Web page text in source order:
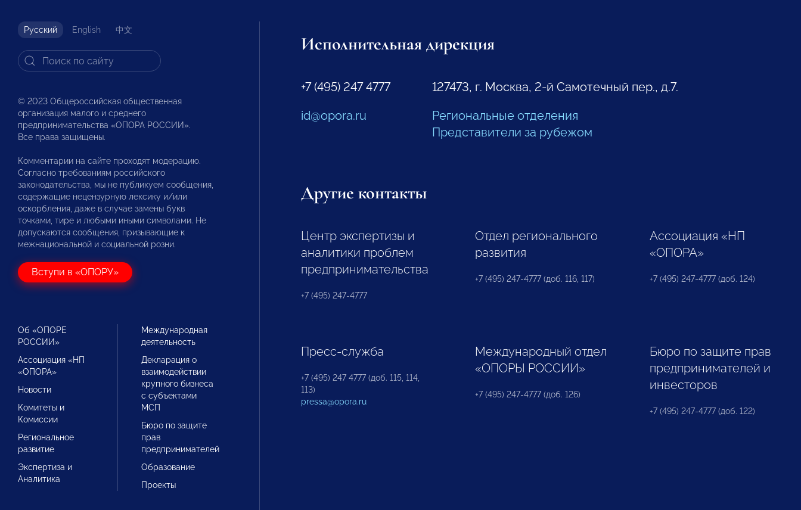
Русский English 中文
© 2023 Общероссийская общественная
организация малого и среднего
предпринимательства «ОПОРА РОССИИ».
Все права защищены.
Комментарии на сайте проходят модерацию.
Согласно требованиям российского
законодательства, мы не публикуем сообщения,
содержащие нецензурную лексику и/или
оскорбления, даже в случае замены букв
точками, тире и любыми иными символами. Не
допускаются сообщения, призывающие к
межнациональной и социальной розни.
Вступи в «ОПОРУ»
Об «ОПОРЕ
РОССИИ»
Ассоциация «НП
«ОПОРА»
Новости
Комитеты и
Комиссии
Региональное
развитие
Экспертиза и
Аналитика
Международная
деятельность
Декларация о
взаимодействии
крупного бизнеса
с субъектами
МСП
Бюро по защите
прав
предпринимателей
Образование
Проекты
Исполнительная дирекция
+7 (495) 247 4777
id@opora.ru
127473, г. Москва, 2-й Самотечный пер., д.7.
Региональные отделения
Представители за рубежом
Другие контакты
Центр экспертизы и
аналитики проблем
предпринимательства
+7 (495) 247-4777
Отдел регионального
развития
+7 (495) 247-4777 (доб. 116, 117)
Ассоциация «НП
«ОПОРА»
+7 (495) 247-4777 (доб. 124)
Пресс-служба
+7 (495) 247 4777 (доб. 115, 114,
113)
pressa@opora.ru
Международный отдел
«ОПОРЫ РОССИИ»
+7 (495) 247-4777 (доб. 126)
Бюро по защите прав
предпринимателей и
инвесторов
+7 (495) 247-4777 (доб. 122)